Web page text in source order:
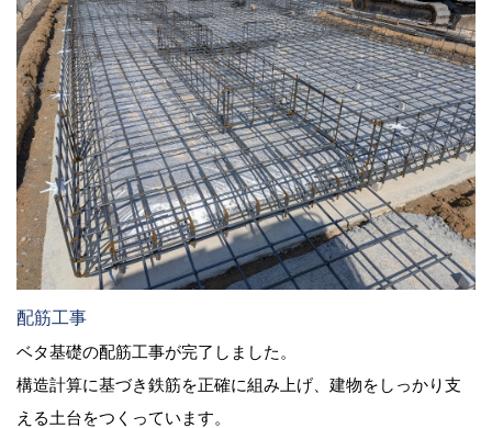
配筋工事
ベタ基礎の配筋工事が完了しました。
構造計算に基づき鉄筋を正確に組み上げ、建物をしっかり支
える土台をつくっています。